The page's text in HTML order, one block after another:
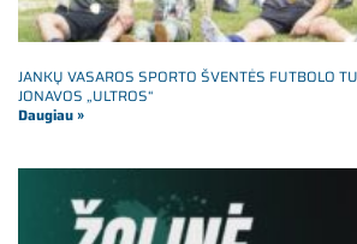
JANKŲ VASAROS SPORTO ŠVENTĖS FUTBOLO
JONAVOS „ULTROS“
Daugiau »